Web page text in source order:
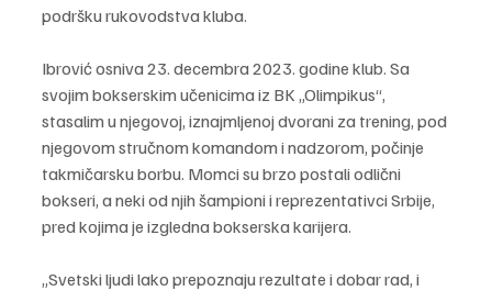
podršku rukovodstva kluba.
Ibrović osniva 23. decembra 2023. godine klub. Sa
svojim bokserskim učenicima iz BK „Olimpikus“,
stasalim u njegovoj, iznajmljenoj dvorani za trening, pod
njegovom stručnom komandom i nadzorom, počinje
takmičarsku borbu. Momci su brzo postali odlični
bokseri, a neki od njih šampioni i reprezentativci Srbije,
pred kojima je izgledna bokserska karijera.
„Svetski ljudi lako prepoznaju rezultate i dobar rad, i